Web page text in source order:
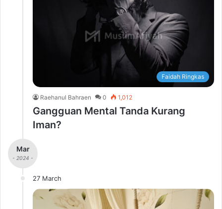
Faidah Ringkas
Raehanul Bahraen 0 1,012
Gangguan Mental Tanda Kurang
Iman?
Mar
- 2024 -
27 March